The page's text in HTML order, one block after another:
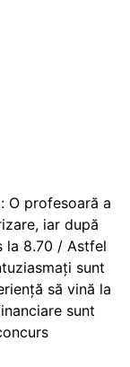
O profesoară a
iar după
la 8.70 / Astfel
sunt
să vină la
sunt